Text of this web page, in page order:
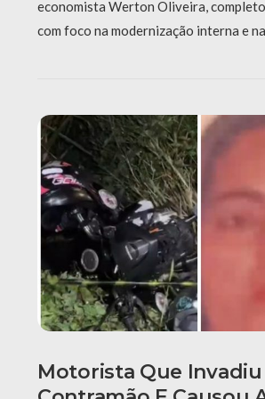
economista Werton Oliveira,
com foco na modernização interna e
Motorista Que Invadiu